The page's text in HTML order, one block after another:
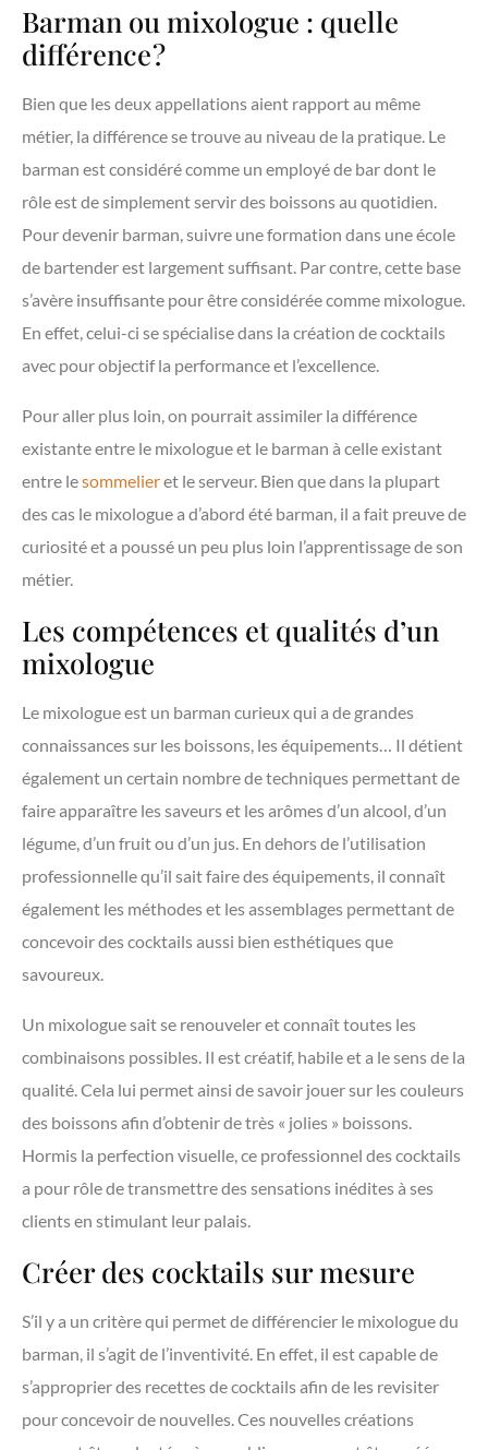
Barman ou mixologue : quelle
différence ?
Bien que les deux appellations aient rapport au même
métier, la différence se trouve au niveau de la pratique. Le
barman est considéré comme un employé de bar dont le
rôle est de simplement servir des boissons au quotidien.
Pour devenir barman, suivre une formation dans une école
de bartender est largement suffisant. Par contre, cette base
s’avère insuffisante pour être considérée comme mixologue.
En effet, celui-ci se spécialise dans la création de cocktails
avec pour objectif la performance et l’excellence.
Pour aller plus loin, on pourrait assimiler la différence
existante entre le mixologue et le barman à celle existant
entre lesommelieret le serveur. Bien que dans la plupart
des cas le mixologue a d’abord été barman, il a fait preuve de
curiosité et a poussé un peu plus loin l’apprentissage de son
métier.
Les compétences et qualités d’un
mixologue
Le mixologue est un barman curieux qui a de grandes
connaissances sur les boissons, les équipements… Il détient
également un certain nombre de techniques permettant de
faire apparaître les saveurs et les arômes d’un alcool, d’un
légume, d’un fruit ou d’un jus. En dehors de l’utilisation
professionnelle qu’il sait faire des équipements, il connaît
également les méthodes et les assemblages permettant de
concevoir des cocktails aussi bien esthétiques que
savoureux.
Un mixologue sait se renouveler et connaît toutes les
combinaisons possibles. Il est créatif, habile et a le sens de la
qualité. Cela lui permet ainsi de savoir jouer sur les couleurs
des boissons afin d’obtenir de très « jolies » boissons.
Hormis la perfection visuelle, ce professionnel des cocktails
a pour rôle de transmettre des sensations inédites à ses
clients en stimulant leur palais.
Créer des cocktails sur mesure
S’il y a un critère qui permet de différencier le mixologue du
barman, il s’agit de l’inventivité. En effet, il est capable de
s’approprier des recettes de cocktails afin de les revisiter
pour concevoir de nouvelles. Ces nouvelles créations